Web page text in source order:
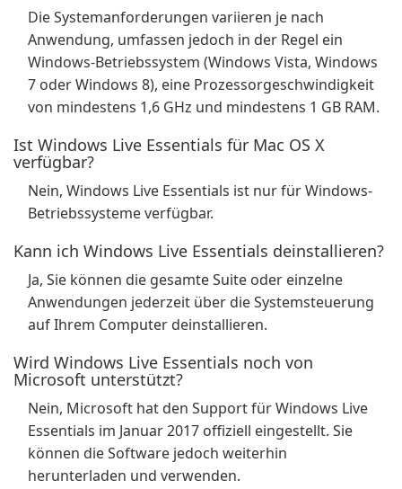
Die Systemanforderungen variieren je nach
Anwendung, umfassen jedoch in der Regel ein
Windows-Betriebssystem (Windows Vista, Windows
7 oder Windows 8), eine Prozessorgeschwindigkeit
von mindestens 1,6 GHz und mindestens 1 GB RAM.
Ist Windows Live Essentials für Mac OS X
verfügbar?
Nein, Windows Live Essentials ist nur für Windows-
Betriebssysteme verfügbar.
Kann ich Windows Live Essentials deinstallieren?
Ja, Sie können die gesamte Suite oder einzelne
Anwendungen jederzeit über die Systemsteuerung
auf Ihrem Computer deinstallieren.
Wird Windows Live Essentials noch von
Microsoft unterstützt?
Nein, Microsoft hat den Support für Windows Live
Essentials im Januar 2017 offiziell eingestellt. Sie
können die Software jedoch weiterhin
herunterladen und verwenden.